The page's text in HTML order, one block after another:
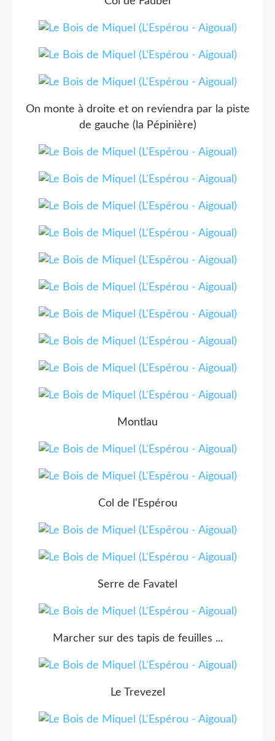
On monte à droite et on reviendra par la piste
de gauche (la Pépinière)
Montlau
Col de l'Espérou
Serre de Favatel
Marcher sur des tapis de feuilles ...
Le Trevezel